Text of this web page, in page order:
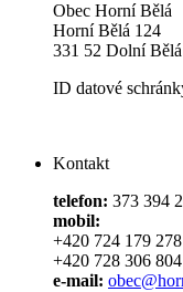
Obec Horní Bělá
Horní Bělá 124
331 52 Dolní Bělá
ID datové
Kontakt
telefon: 373 394
mobil:
+420 724 179
+420 728 306
e-mail: